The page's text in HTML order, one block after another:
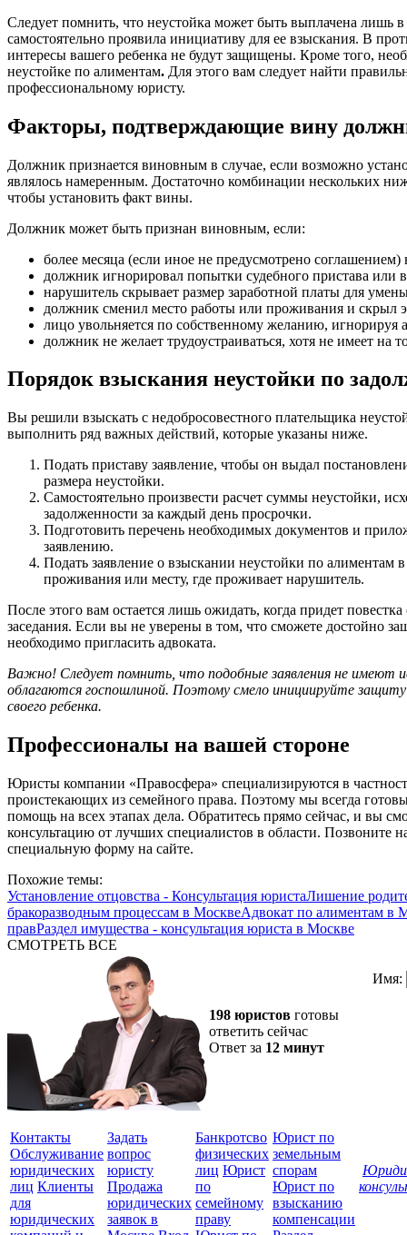
Следует помнить, что неустойка может быть выплачена лишь в
самостоятельно проявила инициативу для ее взыскания. В
интересы вашего ребенка не будут защищены. Кроме того,
неустойке по алиментам. Для этого вам следует найти
профессиональному юристу.
Факторы, подтверждающие вину
Должник признается виновным в случае, если возможно
являлось намеренным. Достаточно комбинации нескольких
чтобы установить факт вины.
Должник может быть признан виновным, если:
более месяца (если иное не предусмотрено
должник игнорировал попытки судебного пристава или
нарушитель скрывает размер заработной платы для
должник сменил место работы или проживания и скрыл
лицо увольняется по собственному желанию, игнорируя
должник не желает трудоустраиваться, хотя не имеет на
Порядок взыскания неустойки по
Вы решили взыскать с недобросовестного плательщика
выполнить ряд важных действий, которые указаны ниже.
Подать приставу заявление, чтобы он выдал
размера неустойки.
Самостоятельно произвести расчет суммы неустойки,
задолженности за каждый день просрочки.
Подготовить перечень необходимых документов и
заявлению.
Подать заявление о взыскании неустойки по алиментам
проживания или месту, где проживает нарушитель.
После этого вам остается лишь ожидать, когда придет
заседания. Если вы не уверены в том, что сможете достойно
необходимо пригласить адвоката.
Важно! Следует помнить, что подобные заявления не имеют
облагаются госпошлиной. Поэтому смело инициируйте
своего ребенка.
Профессионалы на вашей стороне
Юристы компании «Правосфера» специализируются в
проистекающих из семейного права. Поэтому мы всегда
помощь на всех этапах дела. Обратитесь прямо сейчас, и вы
консультацию от лучших специалистов в области. Позвоните
специальную форму на сайте.
Похожие темы:
Установление отцовства - Консультация юристаЛишение
бракоразводным процессам в МосквеАдвокат по алиментам в
правРаздел имущества - консультация юриста в Москве
СМОТРЕТЬ ВСЕ
198 юристов готовы
ответить сейчас
Ответ за 12 минут
Имя:
Контакты
Обслуживание
юридических
лиц Клиенты
для
юридических
Задать
вопрос
юристу
Продажа
юридических
заявок в
Банкротсво
физических
лиц Юрист
по
семейному
праву
Юрист по
земельным
спорам
Юрист по
взысканию
компенсации